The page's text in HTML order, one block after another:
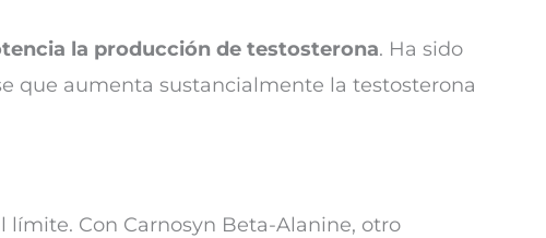
la producción de testosterona. Ha sido
que aumenta sustancialmente la testosterona
Con Carnosyn Beta-Alanine, otro